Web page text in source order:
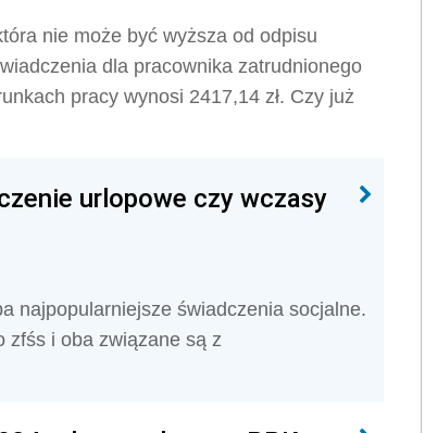
nie może być wyższa od odpisu
dla pracownika zatrudnionego
pracy wynosi 2417,14 zł. Czy już
urlopowe czy wczasy
najpopularniejsze świadczenia socjalne.
zfśs i oba związane są z